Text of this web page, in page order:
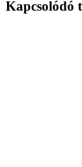
Kapcsolódó